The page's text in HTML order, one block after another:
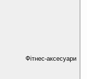
Фітнес-аксесуари